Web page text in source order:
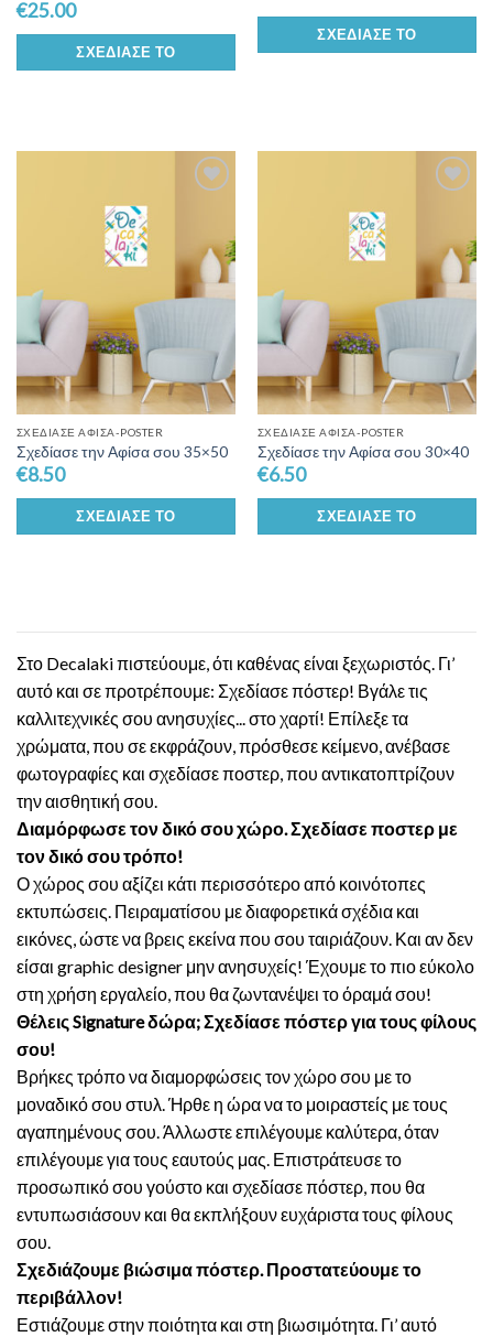
€25.00
ΣΧΕΔΊΑΣΕ ΤΟ
ΣΧΕΔΊΑΣΕ ΤΟ
ΣΧΕΔΊΑΣΕ ΑΦΊΣΑ-POSTER
Σχεδίασε την Αφίσα σου 35×50
€8.50
ΣΧΕΔΊΑΣΕ ΤΟ
ΣΧΕΔΊΑΣΕ ΑΦΊΣΑ-POSTER
Σχεδίασε την Αφίσα σου 30×40
€6.50
ΣΧΕΔΊΑΣΕ ΤΟ
Στο Decalaki πιστεύουμε, ότι καθένας είναι ξεχωριστός. Γι’
αυτό και σε προτρέπουμε: Σχεδίασε πόστερ! Βγάλε τις
καλλιτεχνικές σου ανησυχίες... στο χαρτί! Επίλεξε τα
χρώματα, που σε εκφράζουν, πρόσθεσε κείμενο, ανέβασε
φωτογραφίες και σχεδίασε ποστερ, που αντικατοπτρίζουν
την αισθητική σου.
Διαμόρφωσε τον δικό σου χώρο. Σχεδίασε ποστερ με
τον δικό σου τρόπο!
Ο χώρος σου αξίζει κάτι περισσότερο από κοινότοπες
εκτυπώσεις. Πειραματίσου με διαφορετικά σχέδια και
εικόνες, ώστε να βρεις εκείνα που σου ταιριάζουν. Και αν δεν
είσαι graphic designer μην ανησυχείς! Έχουμε το πιο εύκολο
στη χρήση εργαλείο, που θα ζωντανέψει το όραμά σου!
Θέλεις Signature δώρα; Σχεδίασε πόστερ για τους φίλους
σου!
Βρήκες τρόπο να διαμορφώσεις τον χώρο σου με το
μοναδικό σου στυλ. Ήρθε η ώρα να το μοιραστείς με τους
αγαπημένους σου. Άλλωστε επιλέγουμε καλύτερα, όταν
επιλέγουμε για τους εαυτούς μας. Επιστράτευσε το
προσωπικό σου γούστο και σχεδίασε πόστερ, που θα
εντυπωσιάσουν και θα εκπλήξουν ευχάριστα τους φίλους
σου.
Σχεδιάζουμε βιώσιμα πόστερ. Προστατεύουμε το
περιβάλλον!
Εστιάζουμε στην ποιότητα και στη βιωσιμότητα. Γι’ αυτό